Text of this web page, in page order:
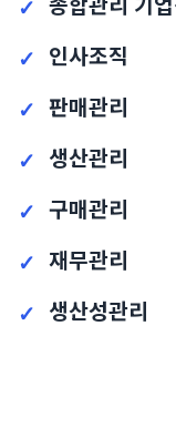
인사조직
판매관리
생산관리
구매관리
재무관리
생산성관리